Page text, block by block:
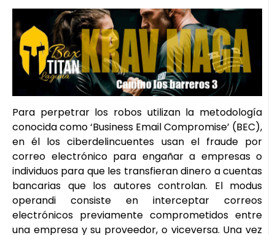
Para perpetrar los robos utilizan la metodología
conocida como ‘Business Email Compromise’ (BEC),
en él los ciberdelincuentes usan el fraude por
correo electrónico para engañar a empresas o
individuos para que les transfieran dinero a cuentas
bancarias que los autores controlan. El modus
operandi consiste en interceptar correos
electrónicos previamente comprometidos entre
una empresa y su proveedor, o viceversa. Una vez